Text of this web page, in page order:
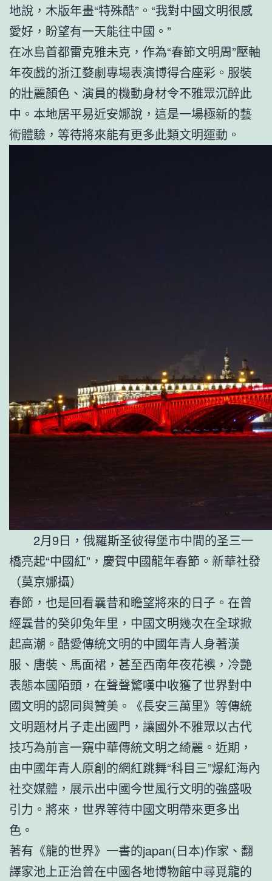
地說，木版年畫“特殊酷”。“我對中國文明很感
愛好，盼望有一天能往中國。”
在冰島首都雷克雅未克，作為“春節文明周”壓軸
年夜戲的浙江婺劇專場表演博得合座彩。服裝
的壯麗顏色、演員的機動身材令不雅眾沉醉此
中。本地居平易近安娜說，這是一場極新的藝
術體驗，等待將來能有更多此類文明運動。
2月9日，俄羅斯圣彼得堡市中間的圣三一
橋亮起“中國紅”，慶賀中國龍年春節。新華社發
（莫京娜攝）
春節，也是回看曩昔和瞻望將來的日子。在曾
經曩昔的癸卯兔年里，中國文明幾次在全球掀
起高潮。酷愛傳統文明的中國年青人身著漢
服、唐裝、馬面裙，甚至西南年夜花襖，冷艷
表態本國陌頭，在聲聲驚嘆中收獲了世界對中
國文明的認同與贊美。《長安三萬里》等傳統
文明題材片子走出國門，讓國外不雅眾以古代
技巧為前言一窺中華傳統文明之綺麗。近期，
由中國年青人原創的網紅跳舞“科目三”爆紅海內
社交媒體，展示出中國今世風行文明的強盛吸
引力。將來，世界等待中國文明帶來更多出
色。
著有《龍的世界》一書的japan(日本)作家、翻
譯家池上正治曾在中國各地博物館中尋覓龍的